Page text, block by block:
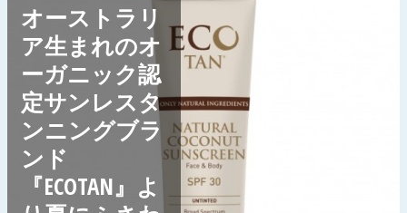
オーストラリ
ア生まれのオ
ーガニック認
定サンレスタ
ンニングブラ
ンド
『ECOTAN』よ